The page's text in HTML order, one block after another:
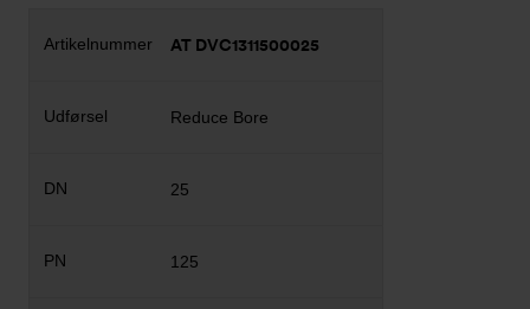
AT DVC1311500025
Reduce Bore
25
125